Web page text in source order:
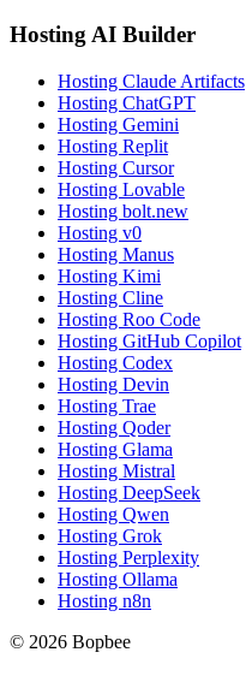
Hosting AI Builder
Hosting Claude Artifacts
Hosting ChatGPT
Hosting Gemini
Hosting Replit
Hosting Cursor
Hosting Lovable
Hosting bolt.new
Hosting v0
Hosting Manus
Hosting Kimi
Hosting Cline
Hosting Roo Code
Hosting GitHub Copilot
Hosting Codex
Hosting Devin
Hosting Trae
Hosting Qoder
Hosting Glama
Hosting Mistral
Hosting DeepSeek
Hosting Qwen
Hosting Grok
Hosting Perplexity
Hosting Ollama
Hosting n8n
© 2026 Bopbee